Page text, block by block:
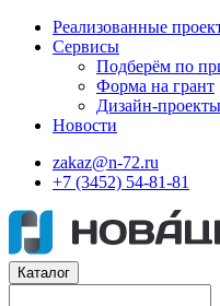
Реализованные
Сервисы
Подберём по
Форма на грант
Дизайн-проекты
Новости
zakaz@n-72.ru
+7 (3452) 54-81-81
Каталог